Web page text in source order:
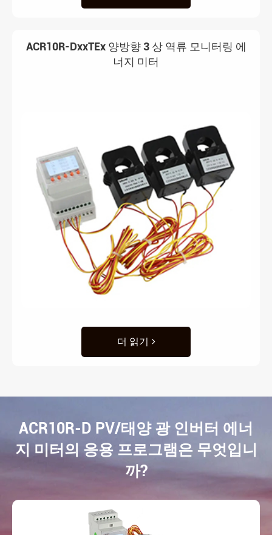
ACR10R-DxxTEx 양방향 3 상 역류 모니터링 에
너지 미터
더 읽기
ACR10R-D PV/태양 광 인버터 에너
지 미터의 응용 프로그램은 무엇입니
까?